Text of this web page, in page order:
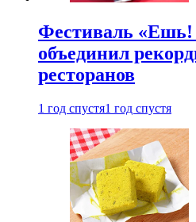
Фестиваль
объединил
ресторанов
1 год спустя1 год спустя